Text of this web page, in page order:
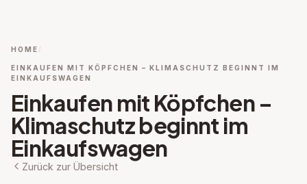
HOME
EINKAUFEN MIT KÖPFCHEN – KLIMASCHUTZ BEGINNT IM
EINKAUFSWAGEN
Einkaufen mit Köpfchen –
Klimaschutz beginnt im
Einkaufswagen
Zurück zur Übersicht